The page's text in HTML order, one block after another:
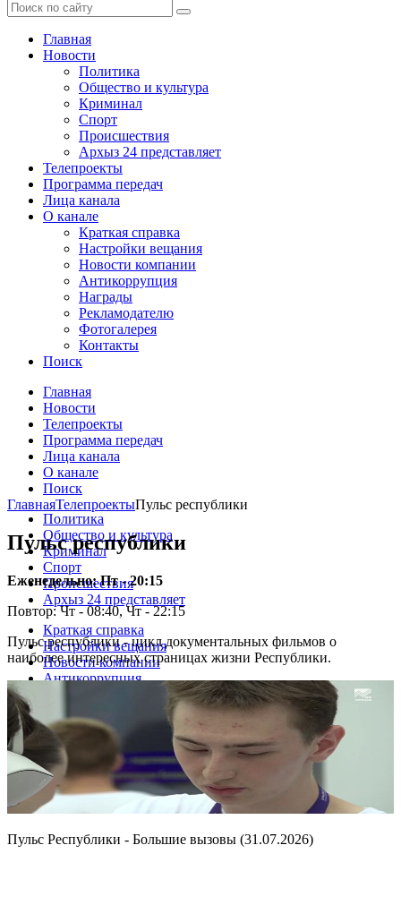
Главная
Новости
Политика
Общество и культура
Криминал
Спорт
Происшествия
Архыз 24 представляет
Телепроекты
Программа передач
Лица канала
О канале
Краткая справка
Настройки вещания
Новости компании
Антикоррупция
Награды
Рекламодателю
Фотогалерея
Контакты
Поиск
Главная
Новости
Телепроекты
Программа передач
Лица канала
О канале
Поиск
Политика
Общество и культура
Криминал
Спорт
Происшествия
Архыз 24 представляет
Краткая справка
Настройки вещания
Новости компании
Антикоррупция
Фотогалерея
Контакты
ГлавнаяТелепроектыПульс республики
Пульс республики
Еженедельно: Пт - 20:15
Повтор: Чт - 08:40, Чт - 22:15
Пульс республики - цикл документальных фильмов о
наиболее интересных страницах жизни Республики.
Пульс Республики - Большие вызовы (31.07.2026)